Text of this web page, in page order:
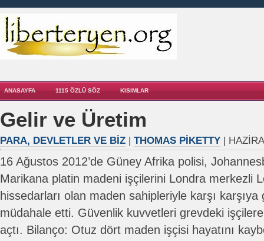
ANASAYFA 1115 ÖZLÜ SÖZ KISIMLAR
Gelir ve Üretim
PARA, DEVLETLER VE BIZ | THOMAS PIKETTY |
16 Ağustos 2012’de Güney Afrika polisi,
Marikana platin madeni işçilerini Londra merkezli
hissedarları olan maden sahipleriyle karşı karşıya
müdahale etti. Güvenlik kuvvetleri grevdeki
açtı. Bilanço: Otuz dört maden işçisi hayatını